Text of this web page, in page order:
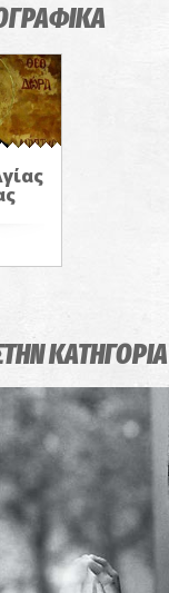
ΚΑΤΗΓΟΡΙΑ